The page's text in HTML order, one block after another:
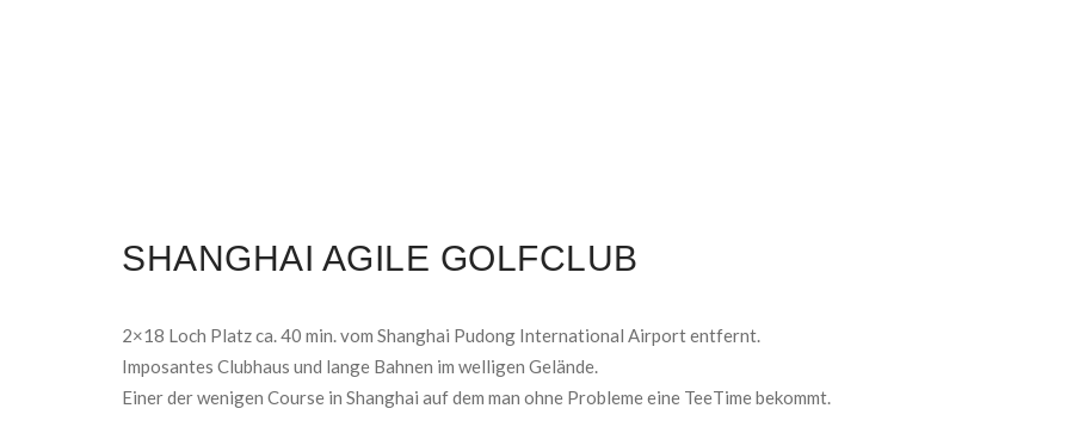
SHANGHAI AGILE GOLFCLUB
2×18 Loch Platz ca. 40 min. vom Shanghai Pudong International Airport entfernt.
Imposantes Clubhaus und lange Bahnen im welligen Gelände.
Einer der wenigen Course in Shanghai auf dem man ohne Probleme eine TeeTime bekommt.